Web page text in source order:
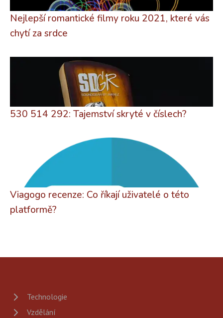
Nejlepší romantické filmy roku 2021, které vás
chytí za srdce
530 514 292: Tajemství skryté v číslech?
Viagogo recenze: Co říkají uživatelé o této
platformě?
Technologie
Vzdělání